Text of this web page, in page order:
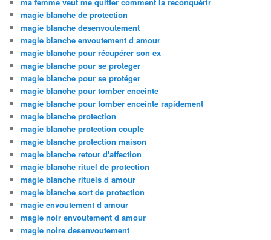
magie blanche de protection
magie blanche desenvoutement
magie blanche envoutement d amour
magie blanche pour récupérer son ex
magie blanche pour se proteger
magie blanche pour se protéger
magie blanche pour tomber enceinte
magie blanche pour tomber enceinte rapidement
magie blanche protection
magie blanche protection couple
magie blanche protection maison
magie blanche retour d'affection
magie blanche rituel de protection
magie blanche rituels d amour
magie blanche sort de protection
magie envoutement d amour
magie noir envoutement d amour
magie noire desenvoutement